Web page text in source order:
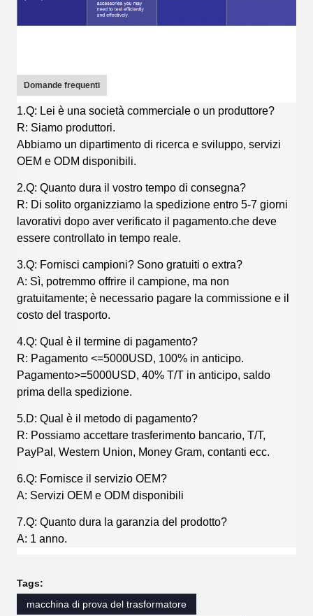
Domande frequenti
1.Q: Lei è una società commerciale o un produttore?
R: Siamo produttori.
Abbiamo un dipartimento di ricerca e sviluppo, servizi
OEM e ODM disponibili.
2.Q: Quanto dura il vostro tempo di consegna?
R: Di solito organizziamo la spedizione entro 5-7 giorni
lavorativi dopo aver verificato il pagamento.che deve
essere controllato in tempo reale.
3.Q: Fornisci campioni? Sono gratuiti o extra?
A: Sì, potremmo offrire il campione, ma non
gratuitamente; è necessario pagare la commissione e il
costo del trasporto.
4.Q: Qual è il termine di pagamento?
R: Pagamento <=5000USD, 100% in anticipo.
Pagamento>=5000USD, 40% T/T in anticipo, saldo
prima della spedizione.
5.D: Qual è il metodo di pagamento?
R: Possiamo accettare trasferimento bancario, T/T,
PayPal, Western Union, Money Gram, contanti ecc.
6.Q: Fornisce il servizio OEM?
A: Servizi OEM e ODM disponibili
7.Q: Quanto dura la garanzia del prodotto?
A: 1 anno.
Tags:
macchina di prova del trasformatore